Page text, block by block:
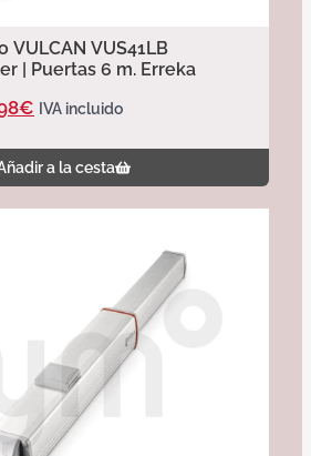
VULCAN VUS41LB
| Puertas 6 m. Erreka
€ IVA incluido
a la cesta